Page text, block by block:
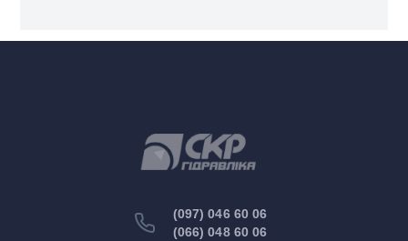
(097) 046 60 06
(066) 048 60 06